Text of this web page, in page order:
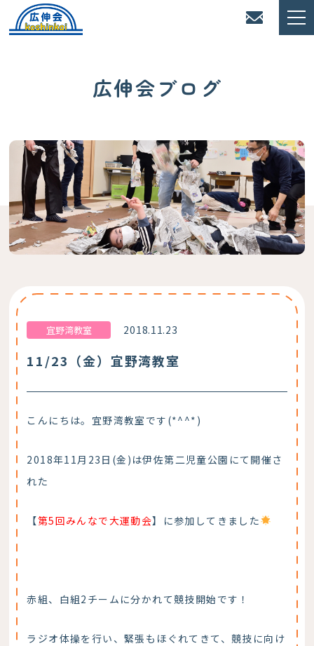
広伸会ブログ
宜野湾教室 2018.11.23
11/23（金）宜野湾教室
こんにちは。宜野湾教室です(*^^*)
2018年11月23日(金)は伊佐第二児童公園にて開催さ
れた
【第5回みんなで大運動会】に参加してきました
赤組、白組2チームに分かれて競技開始です！
ラジオ体操を行い、緊張もほぐれてきて、競技に向け